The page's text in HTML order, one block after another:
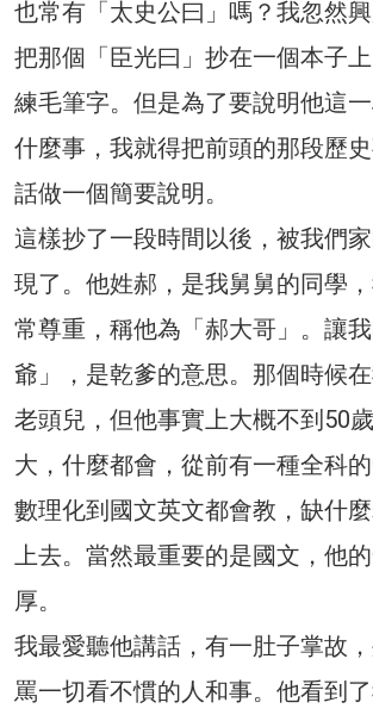
也常有「太史公曰」嗎？我忽然
把那個「臣光曰」抄在一個本子
練毛筆字。但是為了要說明他這
什麼事，我就得把前頭的那段歷
話做一個簡要說明。
這樣抄了一段時間以後，被我們
現了。他姓郝，是我舅舅的同學
常尊重，稱他為「郝大哥」。讓
爺」，是乾爹的意思。那個時候
老頭兒，但他事實上大概不到50
大，什麼都會，從前有一種全科
數理化到國文英文都會教，缺什
上去。當然最重要的是國文，他
厚。
我最愛聽他講話，有一肚子掌故，
罵一切看不慣的人和事。他看到